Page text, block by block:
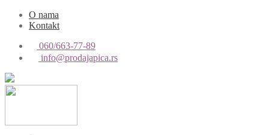
O nama
Kontakt
060/663-77-89
info@prodajapica.rs